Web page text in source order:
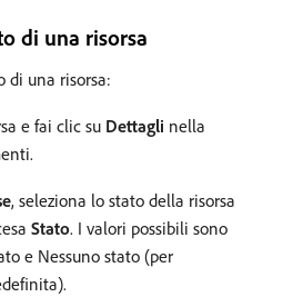
di una risorsa
di una risorsa:
e fai clic su Dettagli nella
, seleziona lo stato della risorsa
Stato. I valori possibili sono
e Nessuno stato (per